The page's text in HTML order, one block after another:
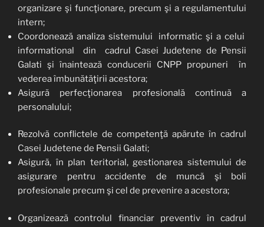
organizare şi funcţionare, precum şi a regulamentului
intern;
Coordonează analiza sistemului informatic şi a celui
informational din cadrul Casei Judetene de Pensii
Galati şi înaintează conducerii CNPP propuneri în
vederea îmbunătăţirii acestora;
Asigură perfecţionarea profesională continuă a
personalului;
Rezolvă conflictele de competenţă apărute în cadrul
Casei Judetene de Pensii Galati;
Asigură, în plan teritorial, gestionarea sistemului de
asigurare pentru accidente de muncă şi boli
profesionale precum şi cel de prevenire a acestora;
Organizează controlul financiar preventiv în cadrul